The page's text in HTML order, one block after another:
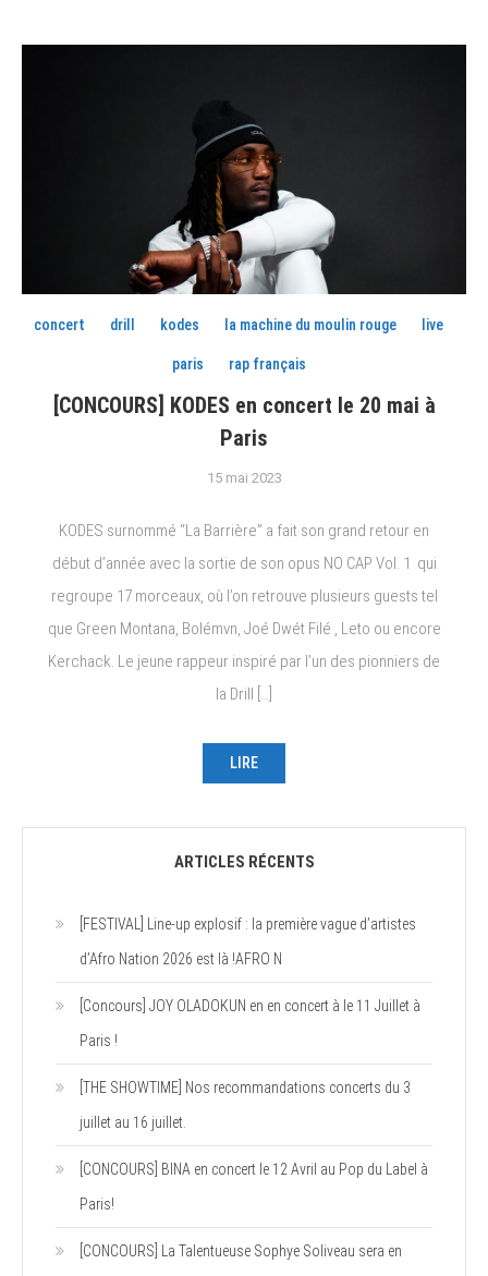
concert drill kodes la machine du moulin rouge live
paris rap français
[CONCOURS] KODES en concert le 20 mai à
Paris
15 mai 2023
KODES surnommé “La Barrière” a fait son grand retour en
début d’année avec la sortie de son opus NO CAP Vol. 1 qui
regroupe 17 morceaux, où l’on retrouve plusieurs guests tel
que Green Montana, Bolémvn, Joé Dwét Filé , Leto ou encore
Kerchack. Le jeune rappeur inspiré par l’un des pionniers de
la Drill […]
LIRE
ARTICLES RÉCENTS
[FESTIVAL] Line-up explosif : la première vague d’artistes
d’Afro Nation 2026 est là !AFRO N
[Concours] JOY OLADOKUN en en concert à le 11 Juillet à
Paris !
[THE SHOWTIME] Nos recommandations concerts du 3
juillet au 16 juillet.
[CONCOURS] BINA en concert le 12 Avril au Pop du Label à
Paris!
[CONCOURS] La Talentueuse Sophye Soliveau sera en